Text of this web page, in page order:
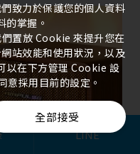
LINE
致力於保護您的個人資料
的掌握。
置放 Cookie 來提升您在
站效能和使用狀況，以及
以在下方管理 Cookie 設
意採用目前的設定。
全部接受